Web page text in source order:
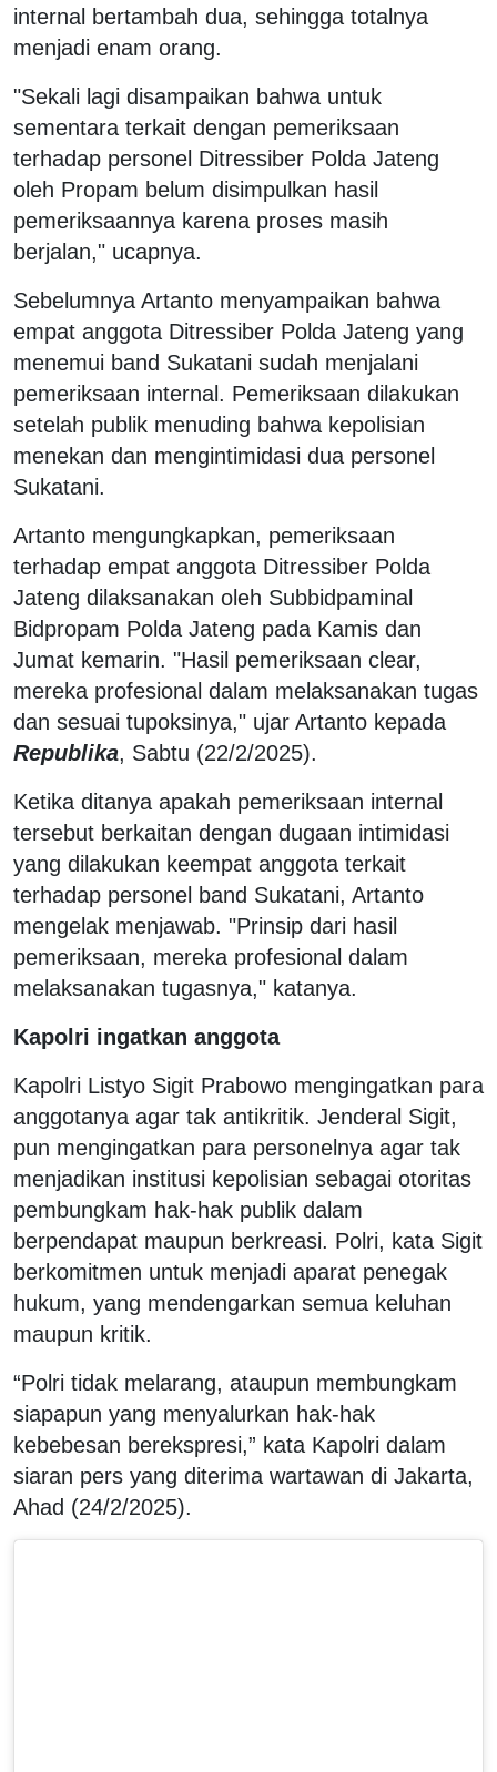
internal bertambah dua, sehingga totalnya
menjadi enam orang.
"Sekali lagi disampaikan bahwa untuk
sementara terkait dengan pemeriksaan
terhadap personel Ditressiber Polda Jateng
oleh Propam belum disimpulkan hasil
pemeriksaannya karena proses masih
berjalan," ucapnya.
Sebelumnya Artanto menyampaikan bahwa
empat anggota Ditressiber Polda Jateng yang
menemui band Sukatani sudah menjalani
pemeriksaan internal. Pemeriksaan dilakukan
setelah publik menuding bahwa kepolisian
menekan dan mengintimidasi dua personel
Sukatani.
Artanto mengungkapkan, pemeriksaan
terhadap empat anggota Ditressiber Polda
Jateng dilaksanakan oleh Subbidpaminal
Bidpropam Polda Jateng pada Kamis dan
Jumat kemarin. "Hasil pemeriksaan clear,
mereka profesional dalam melaksanakan tugas
dan sesuai tupoksinya," ujar Artanto kepada
Republika, Sabtu (22/2/2025).
Ketika ditanya apakah pemeriksaan internal
tersebut berkaitan dengan dugaan intimidasi
yang dilakukan keempat anggota terkait
terhadap personel band Sukatani, Artanto
mengelak menjawab. "Prinsip dari hasil
pemeriksaan, mereka profesional dalam
melaksanakan tugasnya," katanya.
Kapolri ingatkan anggota
Kapolri Listyo Sigit Prabowo mengingatkan para
anggotanya agar tak antikritik. Jenderal Sigit,
pun mengingatkan para personelnya agar tak
menjadikan institusi kepolisian sebagai otoritas
pembungkam hak-hak publik dalam
berpendapat maupun berkreasi. Polri, kata Sigit
berkomitmen untuk menjadi aparat penegak
hukum, yang mendengarkan semua keluhan
maupun kritik.
“Polri tidak melarang, ataupun membungkam
siapapun yang menyalurkan hak-hak
kebebesan berekspresi,” kata Kapolri dalam
siaran pers yang diterima wartawan di Jakarta,
Ahad (24/2/2025).